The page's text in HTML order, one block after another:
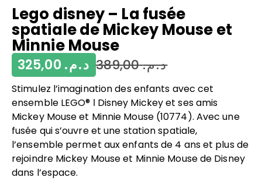
Lego disney – La fusée
spatiale de Mickey Mouse et
Minnie Mouse
د.م.389,00 د.م.
Stimulez l’imagination des enfants avec cet
ensemble LEGO® ǀ Disney Mickey et ses amis
Mickey Mouse et Minnie Mouse (10774). Avec une
fusée qui s’ouvre et une station spatiale,
l’ensemble permet aux enfants de 4 ans et plus de
rejoindre Mickey Mouse et Minnie Mouse de Disney
dans l’espace.